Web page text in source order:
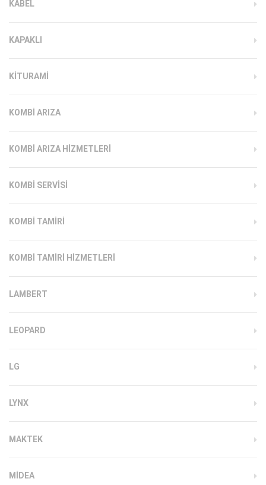
KABEL
KAPAKLI
KITURAMI
KOMBI ARIZA
KOMBI ARIZA HIZMETLERI
KOMBI SERVISI
KOMBI TAMIRI
KOMBI TAMIRI HIZMETLERI
LAMBERT
LEOPARD
LG
LYNX
MAKTEK
MIDEA